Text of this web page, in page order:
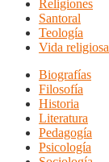
Religiones
Santoral
Teología
Vida religiosa
Biografías
Filosofía
Historia
Literatura
Pedagogía
Psicología